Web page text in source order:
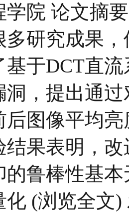
学院 论文摘
多研究成果
基于DCT直
洞，提出通
后图像平均
结果表明，
的鲁棒性基
(浏览全文)